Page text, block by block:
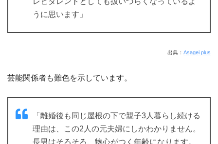
うに思います」
出典： Asagei plus
芸能関係者も難色を示しています。
「離婚後も同じ屋根の下で親子3人暮らし続ける
理由は、この2人の元夫婦にしかわかりません。
長男はそろそろ、物心がつく年齢になります。